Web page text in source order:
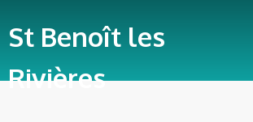
St Benoît les
Rivières